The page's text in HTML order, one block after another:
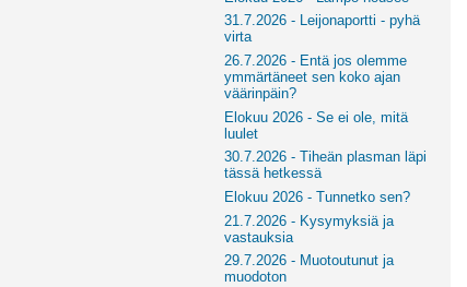
31.7.2026 - Leijonaportti - pyhä
virta
26.7.2026 - Entä jos olemme
ymmärtäneet sen koko ajan
väärinpäin?
Elokuu 2026 - Se ei ole, mitä
luulet
30.7.2026 - Tiheän plasman läpi
tässä hetkessä
Elokuu 2026 - Tunnetko sen?
21.7.2026 - Kysymyksiä ja
vastauksia
29.7.2026 - Muotoutunut ja
muodoton